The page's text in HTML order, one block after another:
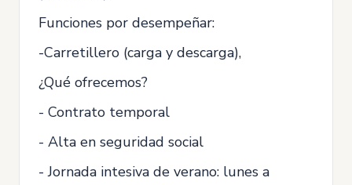
Funciones por desempeñar:
-Carretillero (carga y descarga),
¿Qué ofrecemos?
- Contrato temporal
- Alta en seguridad social
- Jornada intesiva de verano: lunes a